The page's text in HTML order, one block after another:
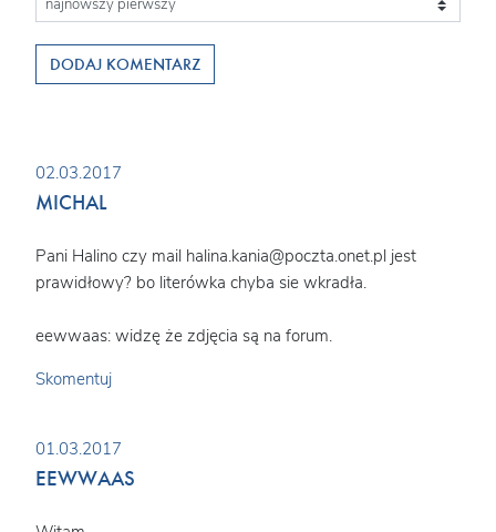
DODAJ KOMENTARZ
02.03.2017
MICHAL
Pani Halino czy mail halina.kania@poczta.onet.pl jest
prawidłowy? bo literówka chyba sie wkradła.
eewwaas: widzę że zdjęcia są na forum.
Skomentuj
01.03.2017
EEWWAAS